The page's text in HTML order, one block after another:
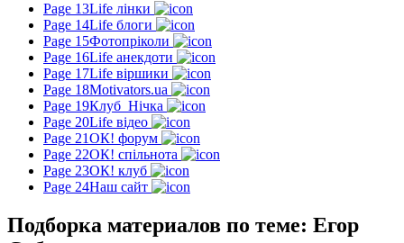
Page 13Life лінки
Page 14Life блоги
Page 15Фотопріколи
Page 16Life анекдоти
Page 17Life віршики
Page 18Motivators.ua
Page 19Клуб_Нічка
Page 20Life відео
Page 21ОК! форум
Page 22ОК! спільнота
Page 23ОК! клуб
Page 24Наш сайт
Подборка материалов по теме: Егор